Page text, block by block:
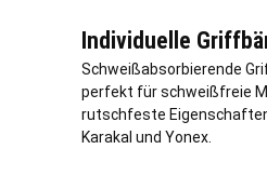
Individuelle
Schweißabsorbierende
perfekt für schweißfreie
rutschfeste
Karakal und Yonex.